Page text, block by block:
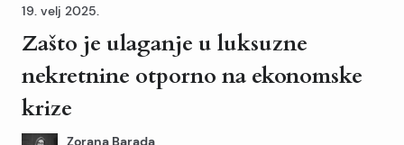
19. velj 2025.
Zašto je ulaganje u luksuzne
nekretnine otporno na ekonomske
krize
Zorana Barada